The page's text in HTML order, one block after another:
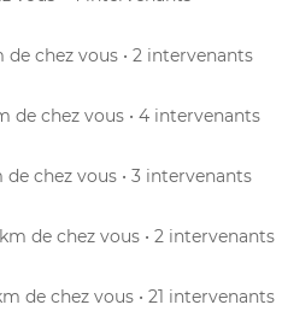
de chez vous • 2 intervenants
de chez vous • 4 intervenants
de chez vous • 3 intervenants
km de chez vous • 2 intervenants
de chez vous • 21 intervenants